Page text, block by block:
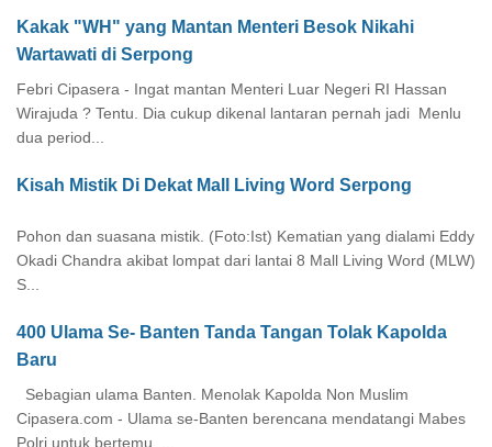
Kakak "WH" yang Mantan Menteri Besok Nikahi
Wartawati di Serpong
Febri Cipasera - Ingat mantan Menteri Luar Negeri RI Hassan
Wirajuda ? Tentu. Dia cukup dikenal lantaran pernah jadi Menlu
dua period...
Kisah Mistik Di Dekat Mall Living Word Serpong
Pohon dan suasana mistik. (Foto:Ist) Kematian yang dialami Eddy
Okadi Chandra akibat lompat dari lantai 8 Mall Living Word (MLW)
S...
400 Ulama Se- Banten Tanda Tangan Tolak Kapolda
Baru
Sebagian ulama Banten. Menolak Kapolda Non Muslim
Cipasera.com - Ulama se-Banten berencana mendatangi Mabes
Polri untuk bertemu ...